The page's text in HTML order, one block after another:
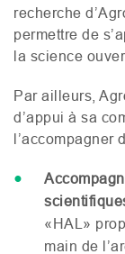
recherche
permettre de
la science
Par ailleurs,
d’appui à sa
l’accompagner
«HAL »
main de